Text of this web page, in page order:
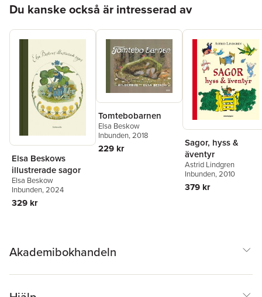
Du kanske också är intresserad av
Elsa Beskows
illustrerade sagor
Elsa Beskow
Inbunden, 2024
329 kr
Tomtebobarnen
Elsa Beskow
Inbunden, 2018
229 kr
Sagor, hyss &
äventyr
Astrid Lindgren
Inbunden, 2010
379 kr
Akademibokhandeln